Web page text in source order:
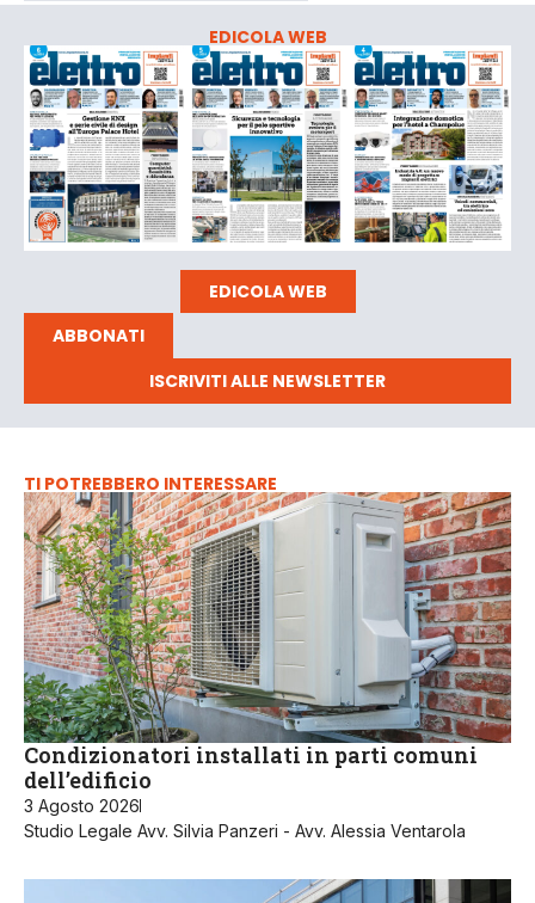
EDICOLA WEB
EDICOLA WEB
ABBONATI
ISCRIVITI ALLE NEWSLETTER
TI POTREBBERO INTERESSARE
Condizionatori installati in parti comuni
dell’edificio
3 Agosto 2026
Studio Legale Avv. Silvia Panzeri - Avv. Alessia Ventarola